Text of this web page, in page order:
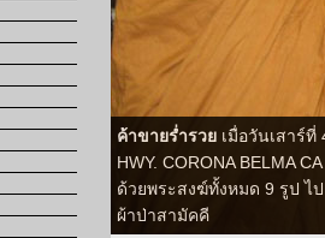
ค้าขายร่ำรวย เมื่อวันเสาร์
HWY. CORONA BELMA
ด้วยพระสงฆ์ทั้งหมด 9 รูป ไ
ผ้าป่าสามัคคี